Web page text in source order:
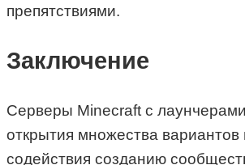
препятствиями.
Заключение
Серверы Minecraft с
открытия множества
содействия созданию